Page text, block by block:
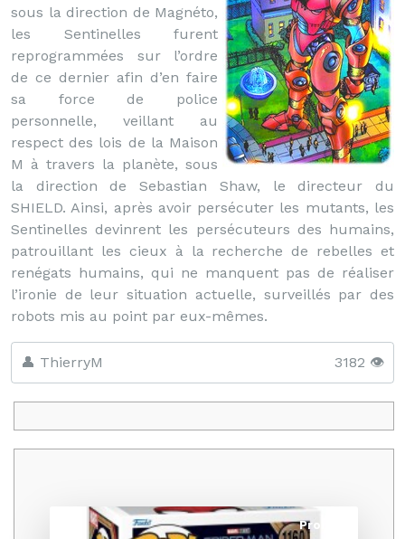
sous la direction de Magnéto,
les Sentinelles furent
reprogrammées sur l’ordre
de ce dernier afin d’en faire
sa force de police
personnelle, veillant au
respect des lois de la Maison
M à travers la planète, sous
la direction de Sebastian Shaw, le directeur du
SHIELD. Ainsi, après avoir persécuter les mutants, les
Sentinelles devinrent les persécuteurs des humains,
patrouillant les cieux à la recherche de rebelles et
renégats humains, qui ne manquent pas de réaliser
l’ironie de leur situation actuelle, surveillés par des
robots mis au point par eux-mêmes.
👤 ThierryM 3182 👁️
Promo